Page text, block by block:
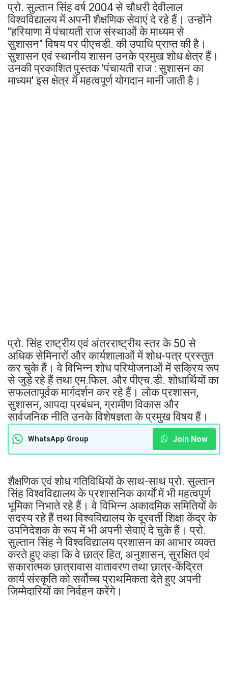
प्रो. सुल्तान सिंह वर्ष 2004 से चौधरी देवीलाल
विश्वविद्यालय में अपनी शैक्षणिक सेवाएं दे रहे हैं। उन्होंने
"हरियाणा में पंचायती राज संस्थाओं के माध्यम से
सुशासन" विषय पर पीएचडी. की उपाधि प्राप्त की है।
सुशासन एवं स्थानीय शासन उनके प्रमुख शोध क्षेत्र हैं।
उनकी प्रकाशित पुस्तक 'पंचायती राज : सुशासन का
माध्यम' इस क्षेत्र में महत्वपूर्ण योगदान मानी जाती है।
प्रो. सिंह राष्ट्रीय एवं अंतरराष्ट्रीय स्तर के 50 से
अधिक सेमिनारों और कार्यशालाओं में शोध-पत्र प्रस्तुत
कर चुके हैं। वे विभिन्न शोध परियोजनाओं में सक्रिय रूप
से जुड़े रहे हैं तथा एम.फिल. और पीएच.डी. शोधार्थियों का
सफलतापूर्वक मार्गदर्शन कर रहे हैं। लोक प्रशासन,
सुशासन, आपदा प्रबंधन, ग्रामीण विकास और
सार्वजनिक नीति उनके विशेषज्ञता के प्रमुख विषय हैं।
WhatsApp Group Join Now
शैक्षणिक एवं शोध गतिविधियों के साथ-साथ प्रो. सुल्तान
सिंह विश्वविद्यालय के प्रशासनिक कार्यों में भी महत्वपूर्ण
भूमिका निभाते रहे हैं। वे विभिन्न अकादमिक समितियों के
सदस्य रहे हैं तथा विश्वविद्यालय के दूरवर्ती शिक्षा केंद्र के
उपनिदेशक के रूप में भी अपनी सेवाएं दे चुके हैं। प्रो.
सुल्तान सिंह ने विश्वविद्यालय प्रशासन का आभार व्यक्त
करते हुए कहा कि वे छात्र हित, अनुशासन, सुरक्षित एवं
सकारात्मक छात्रावास वातावरण तथा छात्र-केंद्रित
कार्य संस्कृति को सर्वोच्च प्राथमिकता देते हुए अपनी
जिम्मेदारियों का निर्वहन करेंगे।